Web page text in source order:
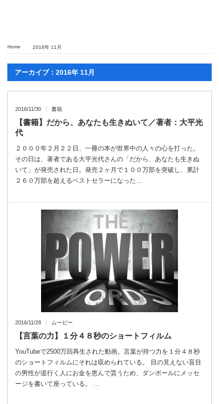
Home 2016年 11月
アーカイブ：2016年 11月
2016/11/30 書籍
【書籍】だから、あなたも生きぬいて／著者：大平光
代
２０００年２月２２日、一冊の本が世界中の人々の心を打った。
その日は、著者である大平光代さんの「だから、あなたも生きぬ
いて」が発売された日。発売２ヶ月で１００万部を突破し、累計
２６０万部を超えるベストセラーになった…
2016/11/28 ムービー
【言葉の力】１分４８秒のショートフィルム
YouTubeで2500万回再生された動画。言葉が持つ力を１分４８秒
のショートフィルムにそれは収められている。 目の見えない盲目
の男性が道行く人にお金を恵んで貰うため、ダンボールにメッセ
ージを書いて座っている。 …